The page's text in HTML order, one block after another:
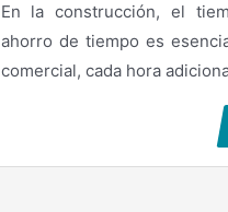
En la construcción, el
ahorro de tiempo es
comercial, cada hora